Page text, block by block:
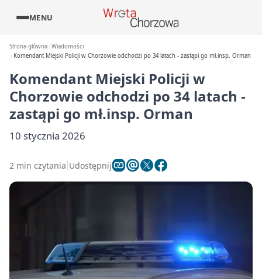
MENU
Strona główna Wiadomości
Komendant Miejski Policji w Chorzowie odchodzi po 34 latach - zastąpi go mł.insp. Orman
Komendant Miejski Policji w
Chorzowie odchodzi po 34 latach -
zastąpi go mł.insp. Orman
10 stycznia 2026
2 min czytania Udostępnij